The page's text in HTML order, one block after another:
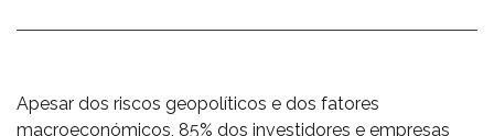
Apesar dos riscos geopolíticos e dos fatores
macroeconómicos, 85% dos investidores e empresas